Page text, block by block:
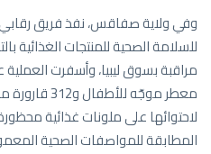
وفي ولاية صفاقس، نفذ فريق
للسلامة الصحية للمنتجات الغذائية
معطر موجّه
المطابقة للمواصفات الصحية